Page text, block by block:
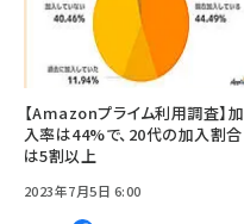
【Amazonプライム利用調査】加
入率は44%で、20代の加入割合
は5割以上
2023年7月5日 6:00